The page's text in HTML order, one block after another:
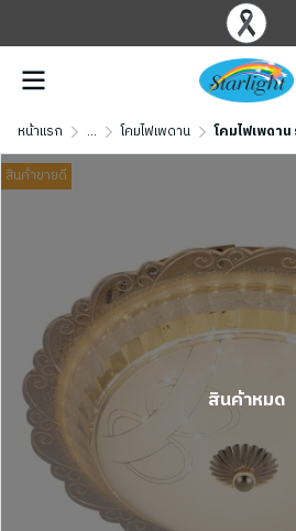
หน้าแรก ... โคมไฟเพดาน โคมไฟเพดาน รุ่
สินค้าขายดี
สินค้าหมด